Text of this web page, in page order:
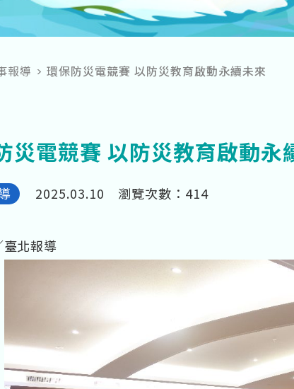
報導 環保防災電競賽 以防災教育啟動永續未來
災電競賽 以防災教育啟動永
2025.03.10 瀏覽次數： 414
北報導